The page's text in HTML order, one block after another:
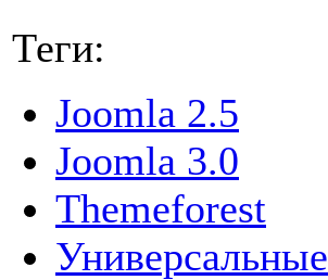
Теги:
Joomla 2.5
Joomla 3.0
Themeforest
Универсальные